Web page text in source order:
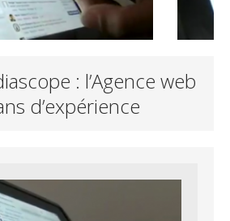
: l’Agence web
d’expérience